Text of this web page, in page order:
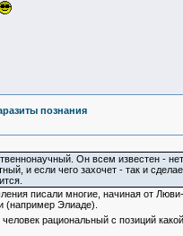
познания
Он всем известен -
и если чего захочет - так и
писали многие, начиная от
(например Элиаде).
рациональный с позиций